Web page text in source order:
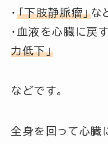
・ 「下肢静脈瘤」な
・血液を心臓に戻
力低下」
などです。
全身を回って心臓